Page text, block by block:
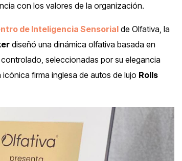
con los valores de la organización.
de Inteligencia Sensorialde Olfativa, la
diseñó una dinámica olfativa basada en
seleccionadas por su elegancia
firma inglesa de autos de lujo Rolls